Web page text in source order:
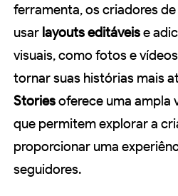
ferramenta, os criadores
usar layouts editáveise
visuais, como fotos e
tornar suas histórias mais
Storiesoferece uma ampla
que permitem explorar a
proporcionar uma
seguidores.